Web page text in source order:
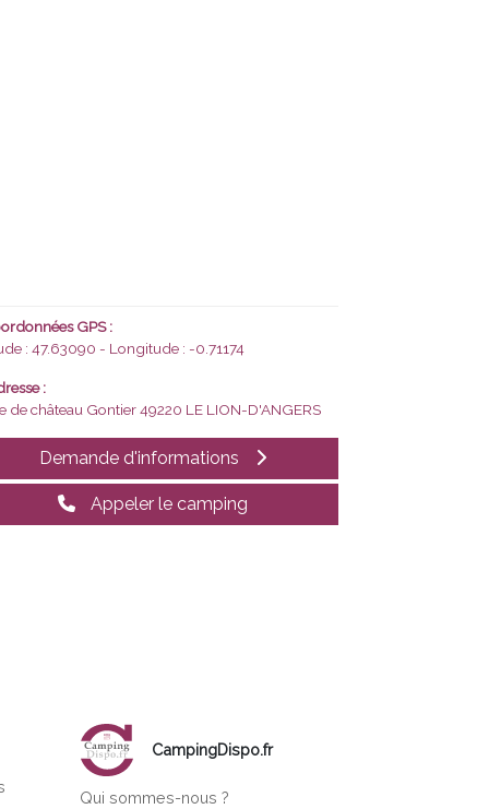
GPS :
: 47.63090 - Longitude : -0.71174
:
de château Gontier49220 LE LION-D'ANGERS
Demande d'informations
Appeler le camping
CampingDispo.fr
Qui sommes-nous ?